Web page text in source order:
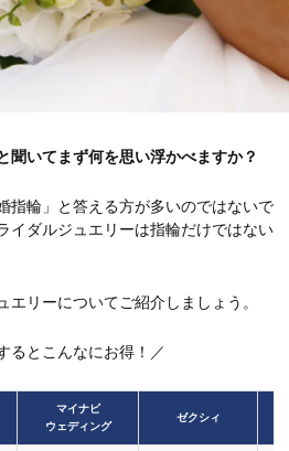
聞いてまず何を思い浮かべますか？
指輪」と答える方が多いのではないで
イダルジュエリーは指輪だけではない
リーについてご紹介しましょう。
るとこんなにお得！／
マイナビ
ウェディング
ゼクシィ